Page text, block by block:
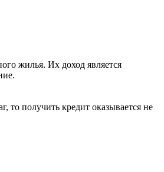
жилья. Их доход является
то получить кредит оказывается не